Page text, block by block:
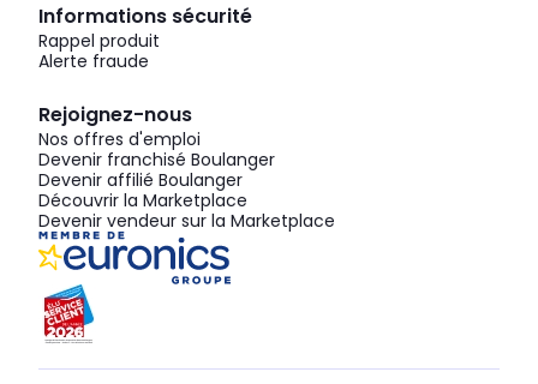
Informations sécurité
Rappel produit
Alerte fraude
Rejoignez-nous
Nos offres d'emploi
Devenir franchisé Boulanger
Devenir affilié Boulanger
Découvrir la Marketplace
Devenir vendeur sur la Marketplace